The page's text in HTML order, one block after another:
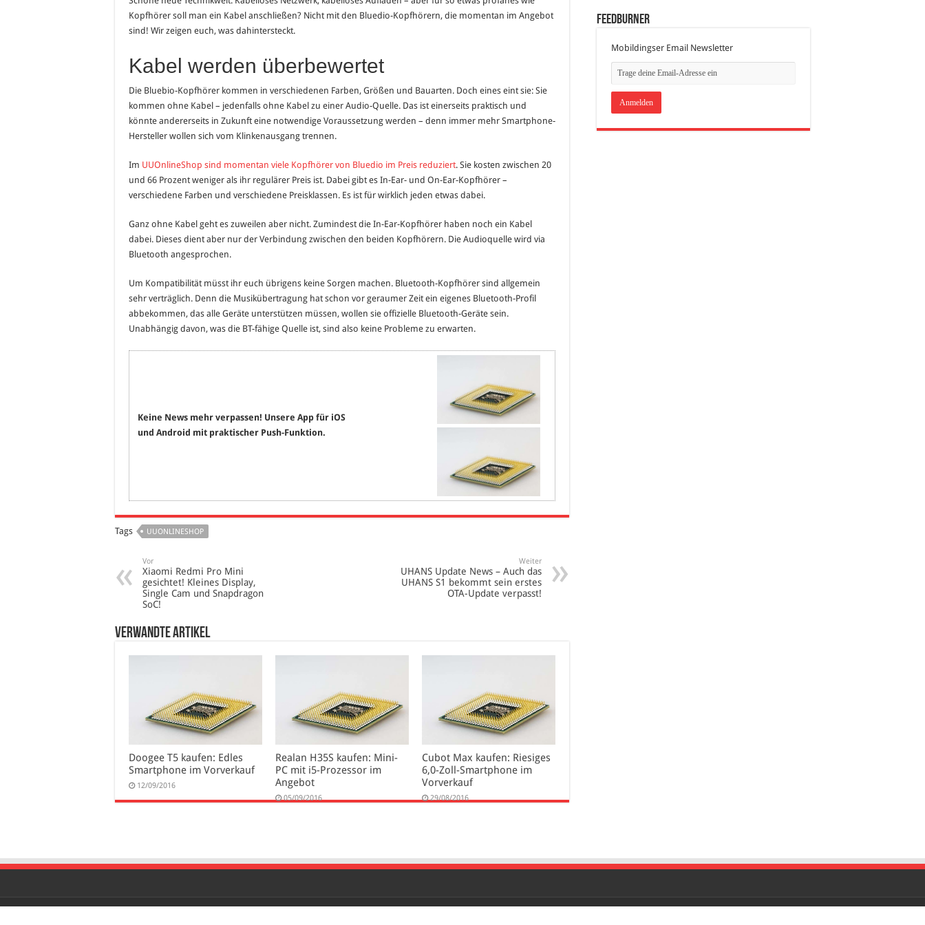
von
Bluedio
kaufen:
Kopfhörer soll man ein Kabel anschließen? Nicht mit den Bluedio-Kopfhörern, die momentan im Angebot
sind! Wir zeigen euch, was dahintersteckt.
Kabel werden überbewertet
Die Bluebio-Kopfhörer kommen in verschiedenen Farben, Größen und Bauarten. Doch eines eint sie: Sie
kommen ohne Kabel – jedenfalls ohne Kabel zu einer Audio-Quelle. Das ist einerseits praktisch und
könnte andererseits in Zukunft eine notwendige Voraussetzung werden – denn immer mehr Smartphone-
Hersteller wollen sich vom Klinkenausgang trennen.
Im UUOnlineShop sind momentan viele Kopfhörer von Bluedio im Preis reduziert. Sie kosten zwischen 20
und 66 Prozent weniger als ihr regulärer Preis ist. Dabei gibt es In-Ear- und On-Ear-Kopfhörer –
verschiedene Farben und verschiedene Preisklassen. Es ist für wirklich jeden etwas dabei.
Ganz ohne Kabel geht es zuweilen aber nicht. Zumindest die In-Ear-Kopfhörer haben noch ein Kabel
dabei. Dieses dient aber nur der Verbindung zwischen den beiden Kopfhörern. Die Audioquelle wird via
Bluetooth angesprochen.
Um Kompatibilität müsst ihr euch übrigens keine Sorgen machen. Bluetooth-Kopfhörer sind allgemein
sehr verträglich. Denn die Musikübertragung hat schon vor geraumer Zeit ein eigenes Bluetooth-Profil
abbekommen, das alle Geräte unterstützen müssen, wollen sie offizielle Bluetooth-Geräte sein.
Unabhängig davon, was die BT-fähige Quelle ist, sind also keine Probleme zu erwarten.
Keine News mehr verpassen! Unsere App für iOS
und Android mit praktischer Push-Funktion.
Tags UUONLINESHOP
Vor
Xiaomi Redmi Pro Mini
gesichtet! Kleines Display,
Single Cam und Snapdragon
SoC!
Weiter
UHANS Update News – Auch das
UHANS S1 bekommt sein erstes
OTA-Update verpasst!
verwandte Artikel
Doogee T5 kaufen: Edles
Smartphone im Vorverkauf
12/09/2016
Realan H35S kaufen: Mini-
PC mit i5-Prozessor im
Angebot
05/09/2016
Cubot Max kaufen: Riesiges
6,0-Zoll-Smartphone im
Vorverkauf
29/08/2016
FeedBurner
Mobildingser Email Newsletter